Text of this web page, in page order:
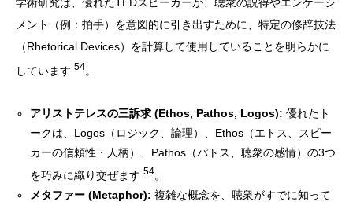
学術研究は、優れたTEDスピーカーが、聴衆の説得やエンゲージ
メント（例：拍手）を意図的に引き出すために、特定の修辞技法
（Rhetorical Devices）を計算して使用していることを明らかに
しています 54。
アリストテレスの三訴求 (Ethos, Pathos, Logos): 優れたト
ークは、Logos（ロジック、論理）、Ethos（エトス、スピー
カーの信頼性・人柄）、Pathos（パトス、聴衆の感情）の3つ
を巧みに織り交ぜます54。
メタファー (Metaphor): 複雑な概念を、聴衆がすでに知って